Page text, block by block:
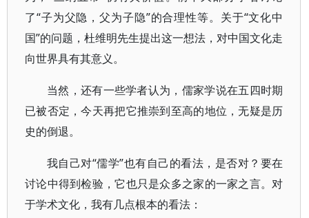
了“子为父隐，父为子隐”的合理性等。关于“文化中
国”的问题，杜维明先生提出这一想法，对中国文化走
向世界具有其意义。
当然，还有一些学者认为，儒家学说在五四时期
已被否定，今天再把它推崇到至高的地位，无疑是历
史的倒退。
我自己对“儒学”也有自己的看法，是否对？要在
讨论中得到检验，它也只是众多之家的一家之言。对
于学术文化，我有几点根本的看法：